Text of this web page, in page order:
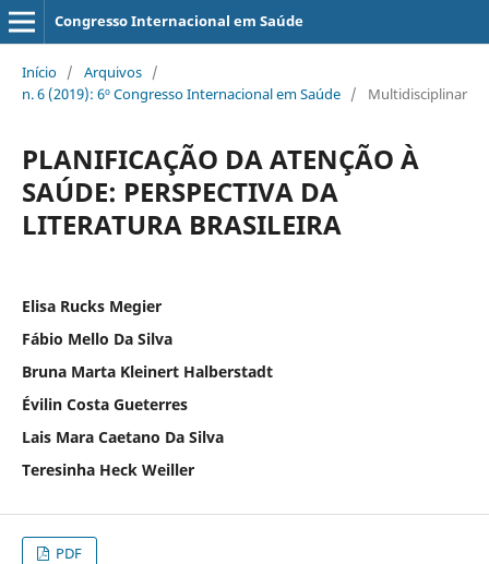
Congresso Internacional em Saúde
Início / Arquivos /
n. 6 (2019): 6º Congresso Internacional em Saúde / Multidisciplinar
PLANIFICAÇÃO DA ATENÇÃO À
SAÚDE: PERSPECTIVA DA
LITERATURA BRASILEIRA
Elisa Rucks Megier
Fábio Mello Da Silva
Bruna Marta Kleinert Halberstadt
Évilin Costa Gueterres
Lais Mara Caetano Da Silva
Teresinha Heck Weiller
PDF